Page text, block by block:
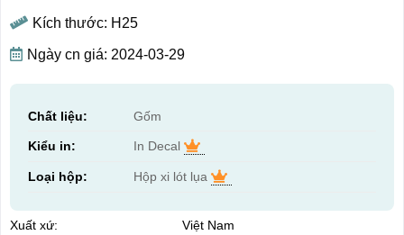
Kích thước: H25
Ngày cn giá: 2024-03-29
Chất liệu: Gốm
Kiểu in: In Decal
Loại hộp: Hộp xi lót lụa
Xuất xứ: Việt Nam